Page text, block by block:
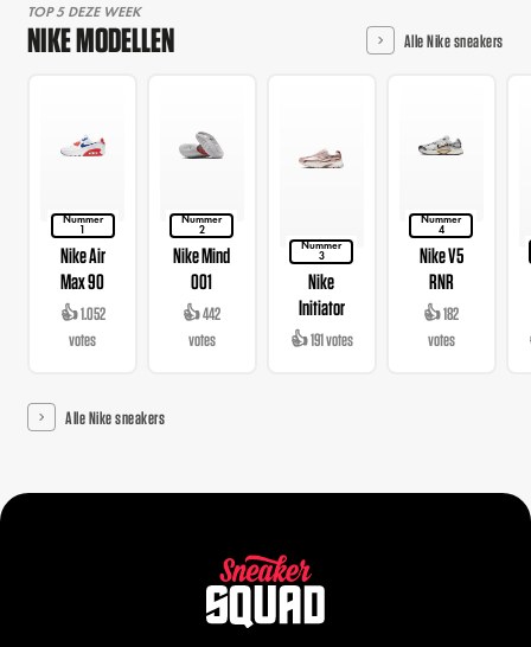
TOP 5 DEZE WEEK
NIKE MODELLEN Alle Nike sneakers
Nummer
1
Nike Air
Max 90
👍 1.052
votes
Nummer
2
Nike Mind
001
👍 442
votes
Nummer
3
Nike
Initiator
👍 191 votes
Nummer
4
Nike V5
RNR
👍 182
votes
Alle Nike sneakers